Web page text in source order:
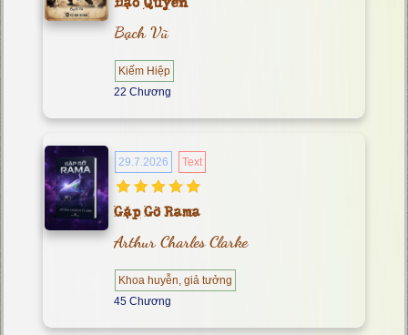
Đạo Quyền
Bạch Vũ
Kiếm Hiệp
22 Chương
29.7.2026 Text
Gặp Gỡ Rama
Arthur Charles Clarke
Khoa huyễn, giả tưởng
45 Chương